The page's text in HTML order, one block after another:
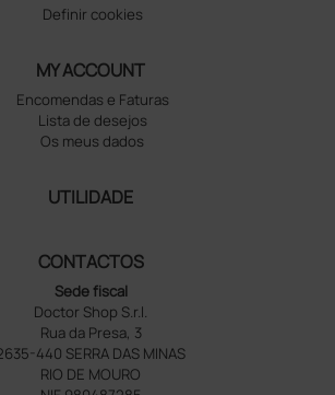
Definir cookies
MY ACCOUNT
Encomendas e Faturas
Lista de desejos
Os meus dados
UTILIDADE
CONTACTOS
Sede fiscal
Doctor Shop S.r.l.
Rua da Presa, 3
440 SERRA DAS MINAS
RIO DE MOURO